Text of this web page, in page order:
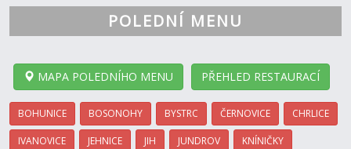
POLEDNÍ MENU
MAPA POLEDNÍHO MENU PŘEHLED RESTAURACÍ
BOHUNICE BOSONOHY BYSTRC ČERNOVICE CHRLICE
IVANOVICE JEHNICE JIH JUNDROV KNÍNIČKY